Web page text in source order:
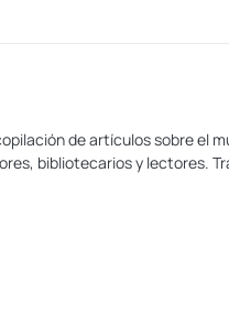
de artículos sobre el
bibliotecarios y lectores.